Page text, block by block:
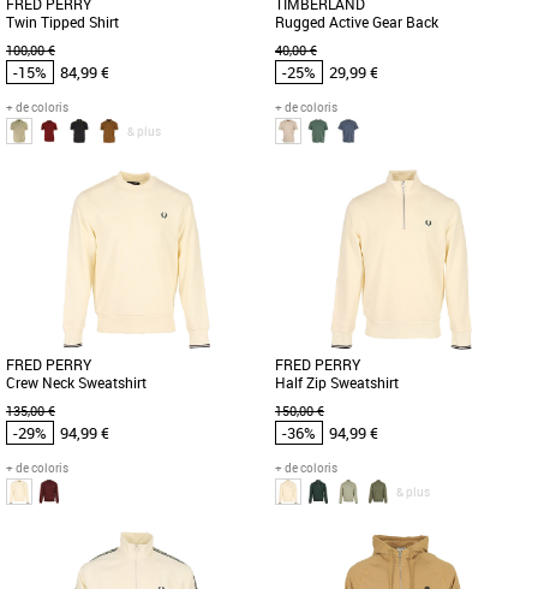
Twin Tipped Shirt
100,00 €
-15% 84,99 €
+ de coloris
& plus
Vêtements pas cher et Promos
Vêtements
Le polo Fred Perry à double liseré.
Fabriqué à partir de coton classique et
doté d'une version [...]
Rugged Active Gear Back
40,00 €
-25% 29,99 €
+ de coloris
Vêtements pas cher et Promos
Vêtements
Le T-shirt Timberland Rugged Active
Gear Back allie confort et style pour les
hommes adultes à la recherche [...]
FRED PERRY
Crew Neck Sweatshirt
135,00 €
-29% 94,99 €
+ de coloris
Vêtements pas cher et Promos
FRED PERRY
Half Zip Sweatshirt
150,00 €
-36% 94,99 €
+ de coloris
& plus
Vêtements pas cher et Promos